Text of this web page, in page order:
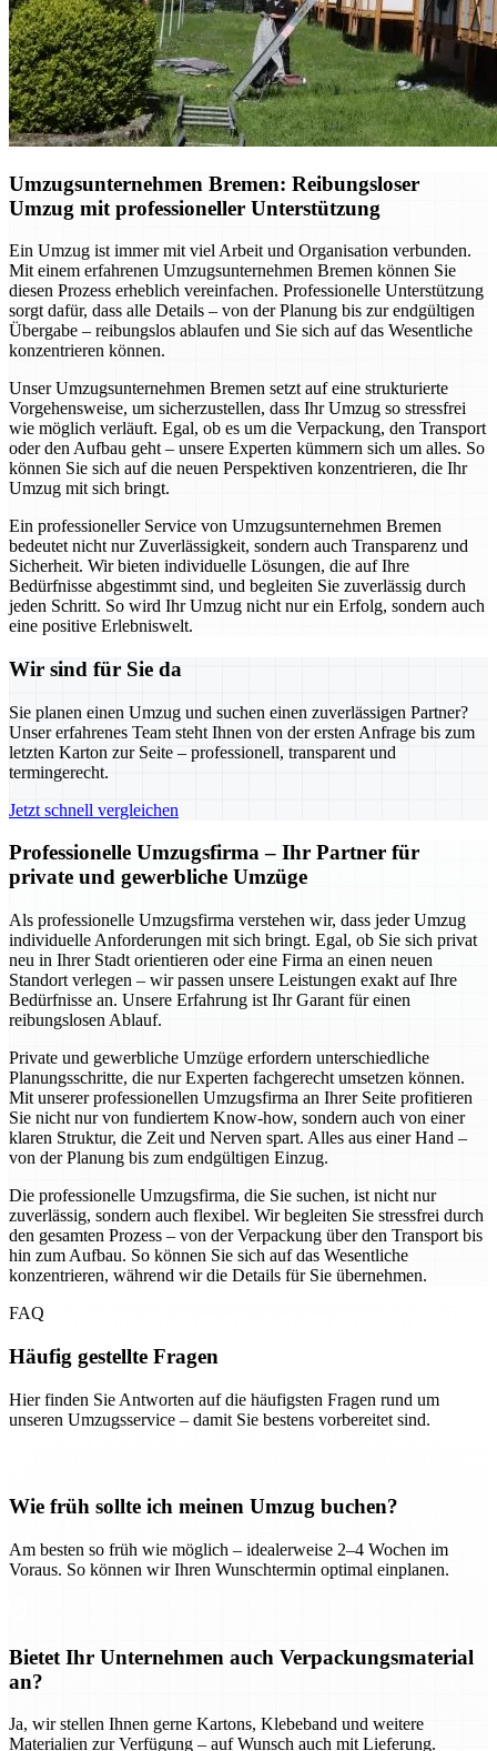
Umzugsunternehmen Bremen: Reibungsloser
Umzug mit professioneller Unterstützung
Ein Umzug ist immer mit viel Arbeit und Organisation verbunden.
Mit einem erfahrenen Umzugsunternehmen Bremen können Sie
diesen Prozess erheblich vereinfachen. Professionelle Unterstützung
sorgt dafür, dass alle Details – von der Planung bis zur endgültigen
Übergabe – reibungslos ablaufen und Sie sich auf das Wesentliche
konzentrieren können.
Unser Umzugsunternehmen Bremen setzt auf eine strukturierte
Vorgehensweise, um sicherzustellen, dass Ihr Umzug so stressfrei
wie möglich verläuft. Egal, ob es um die Verpackung, den Transport
oder den Aufbau geht – unsere Experten kümmern sich um alles. So
können Sie sich auf die neuen Perspektiven konzentrieren, die Ihr
Umzug mit sich bringt.
Ein professioneller Service von Umzugsunternehmen Bremen
bedeutet nicht nur Zuverlässigkeit, sondern auch Transparenz und
Sicherheit. Wir bieten individuelle Lösungen, die auf Ihre
Bedürfnisse abgestimmt sind, und begleiten Sie zuverlässig durch
jeden Schritt. So wird Ihr Umzug nicht nur ein Erfolg, sondern auch
eine positive Erlebniswelt.
Wir sind für Sie da
Sie planen einen Umzug und suchen einen zuverlässigen Partner?
Unser erfahrenes Team steht Ihnen von der ersten Anfrage bis zum
letzten Karton zur Seite – professionell, transparent und
termingerecht.
Jetzt schnell vergleichen
Professionelle Umzugsfirma – Ihr Partner für
private und gewerbliche Umzüge
Als professionelle Umzugsfirma verstehen wir, dass jeder Umzug
individuelle Anforderungen mit sich bringt. Egal, ob Sie sich privat
neu in Ihrer Stadt orientieren oder eine Firma an einen neuen
Standort verlegen – wir passen unsere Leistungen exakt auf Ihre
Bedürfnisse an. Unsere Erfahrung ist Ihr Garant für einen
reibungslosen Ablauf.
Private und gewerbliche Umzüge erfordern unterschiedliche
Planungsschritte, die nur Experten fachgerecht umsetzen können.
Mit unserer professionellen Umzugsfirma an Ihrer Seite profitieren
Sie nicht nur von fundiertem Know-how, sondern auch von einer
klaren Struktur, die Zeit und Nerven spart. Alles aus einer Hand –
von der Planung bis zum endgültigen Einzug.
Die professionelle Umzugsfirma, die Sie suchen, ist nicht nur
zuverlässig, sondern auch flexibel. Wir begleiten Sie stressfrei durch
den gesamten Prozess – von der Verpackung über den Transport bis
hin zum Aufbau. So können Sie sich auf das Wesentliche
konzentrieren, während wir die Details für Sie übernehmen.
FAQ
Häufig gestellte Fragen
Hier finden Sie Antworten auf die häufigsten Fragen rund um
unseren Umzugsservice – damit Sie bestens vorbereitet sind.
Wie früh sollte ich meinen Umzug buchen?
Am besten so früh wie möglich – idealerweise 2–4 Wochen im
Voraus. So können wir Ihren Wunschtermin optimal einplanen.
Bietet Ihr Unternehmen auch Verpackungsmaterial
an?
Ja, wir stellen Ihnen gerne Kartons, Klebeband und weitere
Materialien zur Verfügung – auf Wunsch auch mit Lieferung.